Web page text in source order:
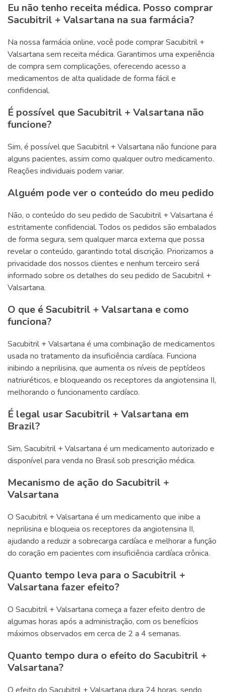
Eu não tenho receita médica. Posso comprar
Sacubitril + Valsartana na sua farmácia?
Na nossa farmácia online, você pode comprar Sacubitril +
Valsartana sem receita médica. Garantimos uma experiência
de compra sem complicações, oferecendo acesso a
medicamentos de alta qualidade de forma fácil e
confidencial.
É possível que Sacubitril + Valsartana não
funcione?
Sim, é possível que Sacubitril + Valsartana não funcione para
alguns pacientes, assim como qualquer outro medicamento.
Reações individuais podem variar.
Alguém pode ver o conteúdo do meu pedido
Não, o conteúdo do seu pedido de Sacubitril + Valsartana é
estritamente confidencial. Todos os pedidos são embalados
de forma segura, sem qualquer marca externa que possa
revelar o conteúdo, garantindo total discrição. Priorizamos a
privacidade dos nossos clientes e nenhum terceiro será
informado sobre os detalhes do seu pedido de Sacubitril +
Valsartana.
O que é Sacubitril + Valsartana e como
funciona?
Sacubitril + Valsartana é uma combinação de medicamentos
usada no tratamento da insuficiência cardíaca. Funciona
inibindo a neprilisina, que aumenta os níveis de peptídeos
natriuréticos, e bloqueando os receptores da angiotensina II,
melhorando o funcionamento cardíaco.
É legal usar Sacubitril + Valsartana em
Brazil?
Sim, Sacubitril + Valsartana é um medicamento autorizado e
disponível para venda no Brasil sob prescrição médica.
Mecanismo de ação do Sacubitril +
Valsartana
O Sacubitril + Valsartana é um medicamento que inibe a
neprilisina e bloqueia os receptores da angiotensina II,
ajudando a reduzir a sobrecarga cardíaca e melhorar a função
do coração em pacientes com insuficiência cardíaca crônica.
Quanto tempo leva para o Sacubitril +
Valsartana fazer efeito?
O Sacubitril + Valsartana começa a fazer efeito dentro de
algumas horas após a administração, com os benefícios
máximos observados em cerca de 2 a 4 semanas.
Quanto tempo dura o efeito do Sacubitril +
Valsartana?